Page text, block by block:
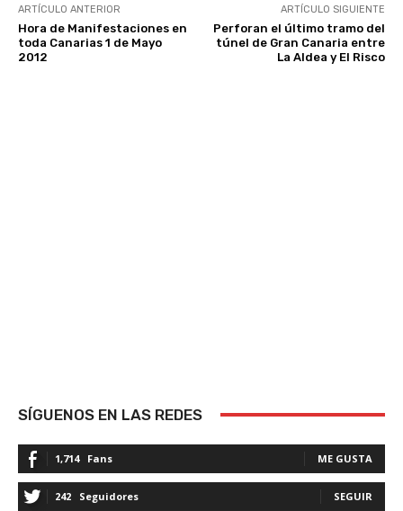
ARTÍCULO ANTERIOR
Hora de Manifestaciones en
toda Canarias 1 de Mayo
2012
ARTÍCULO SIGUIENTE
Perforan el último tramo del
túnel de Gran Canaria entre
La Aldea y El Risco
SÍGUENOS EN LAS REDES
1,714 Fans ME GUSTA
242 Seguidores SEGUIR